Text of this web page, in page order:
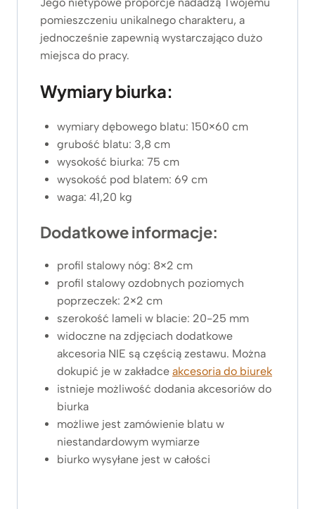
4
pomieszczeniu unikalnego charakteru, a
jednocześnie zapewnią wystarczająco dużo
miejsca do pracy.
Wymiary biurka:
wymiary dębowego blatu: 150×60 cm
grubość blatu: 3,8 cm
wysokość biurka: 75 cm
wysokość pod blatem: 69 cm
waga: 41,20 kg
Dodatkowe informacje:
profil stalowy nóg: 8×2 cm
profil stalowy ozdobnych poziomych
poprzeczek: 2×2 cm
szerokość lameli w blacie: 20-25 mm
widoczne na zdjęciach dodatkowe
akcesoria NIE są częścią zestawu. Można
dokupić je w zakładce akcesoria do biurek
istnieje możliwość dodania akcesoriów do
biurka
możliwe jest zamówienie blatu w
niestandardowym wymiarze
biurko wysyłane jest w całości